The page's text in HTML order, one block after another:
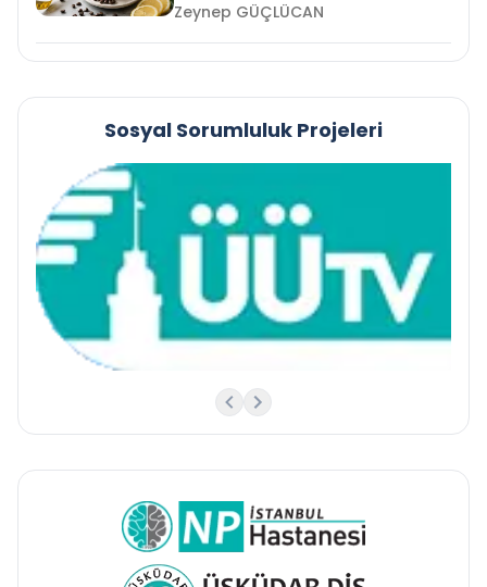
Zeynep GÜÇLÜCAN
Sosyal Sorumluluk Projeleri